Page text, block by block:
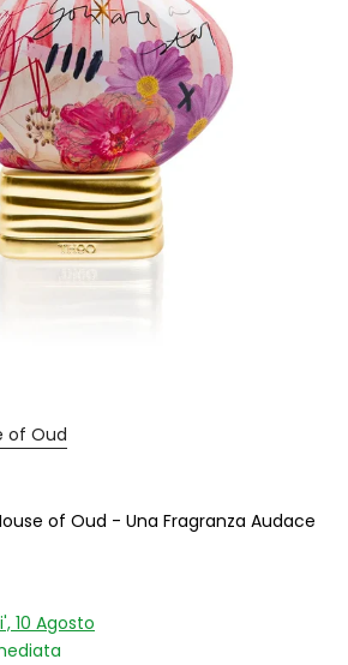
of Oud
of Oud - Una Fragranza Audace
10 Agosto